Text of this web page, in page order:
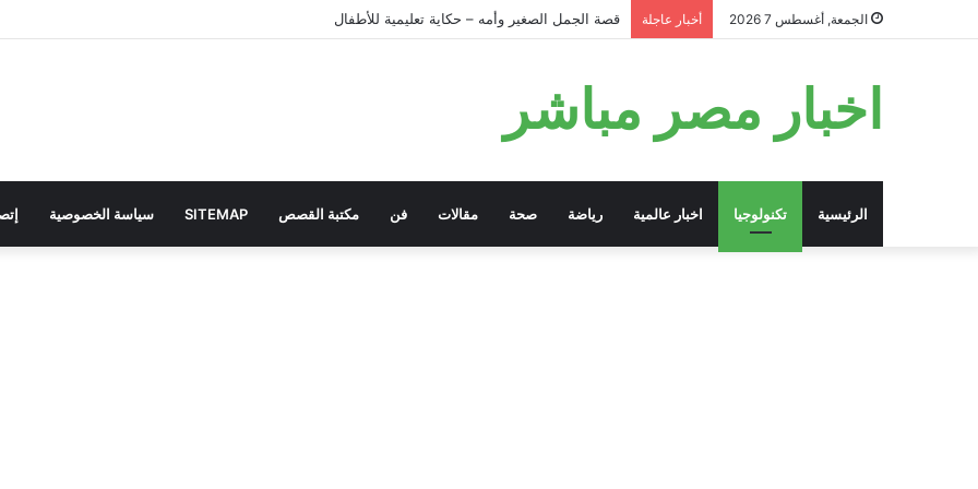
الجمعة, أغسطس 7 2026 أخبار عاجلة قصة الجمل الصغير وأمه – حكاية تعليمية للأطفال
اخبار مصر مباشر
الرئيسية تكنولوجيا اخبار عالمية رياضة صحة مقالات فن مكتبة القصص SITEMAP سياسة الخصوصية